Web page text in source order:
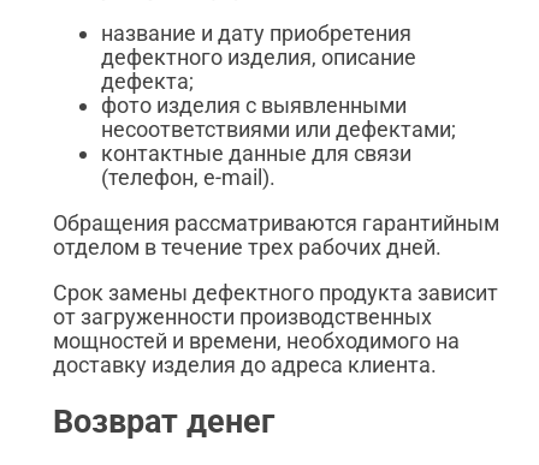
название и дату приобретения
дефектного изделия, описание
дефекта;
фото изделия с выявленными
несоответствиями или дефектами;
контактные данные для связи
(телефон, e-mail).
Обращения рассматриваются гарантийным
отделом в течение трех рабочих дней.
Срок замены дефектного продукта зависит
от загруженности производственных
мощностей и времени, необходимого на
доставку изделия до адреса клиента.
Возврат денег